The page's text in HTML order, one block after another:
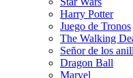
Harry Potter
Juego de Tronos
The Walking
Señor de los
Dragon Ball
Marvel